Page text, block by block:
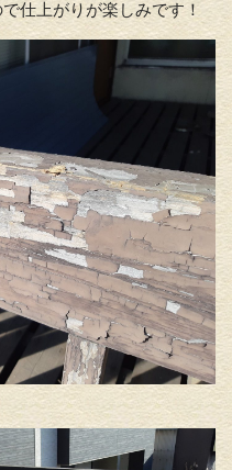
仕上がりが楽しみです！